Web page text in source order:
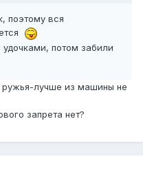
поэтому вся
потом забили
ружья-лучше из машины не
запрета нет?